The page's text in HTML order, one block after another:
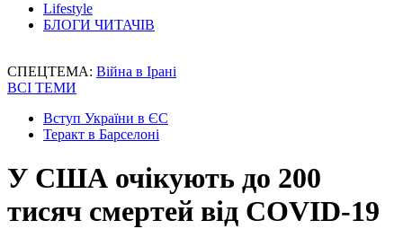
Lifestyle
БЛОГИ ЧИТАЧІВ
СПЕЦТЕМА: Війна в Ірані
ВСІ ТЕМИ
Вступ України в ЄС
Теракт в Барселоні
У США очікують до 200
тисяч смертей від COVID-19